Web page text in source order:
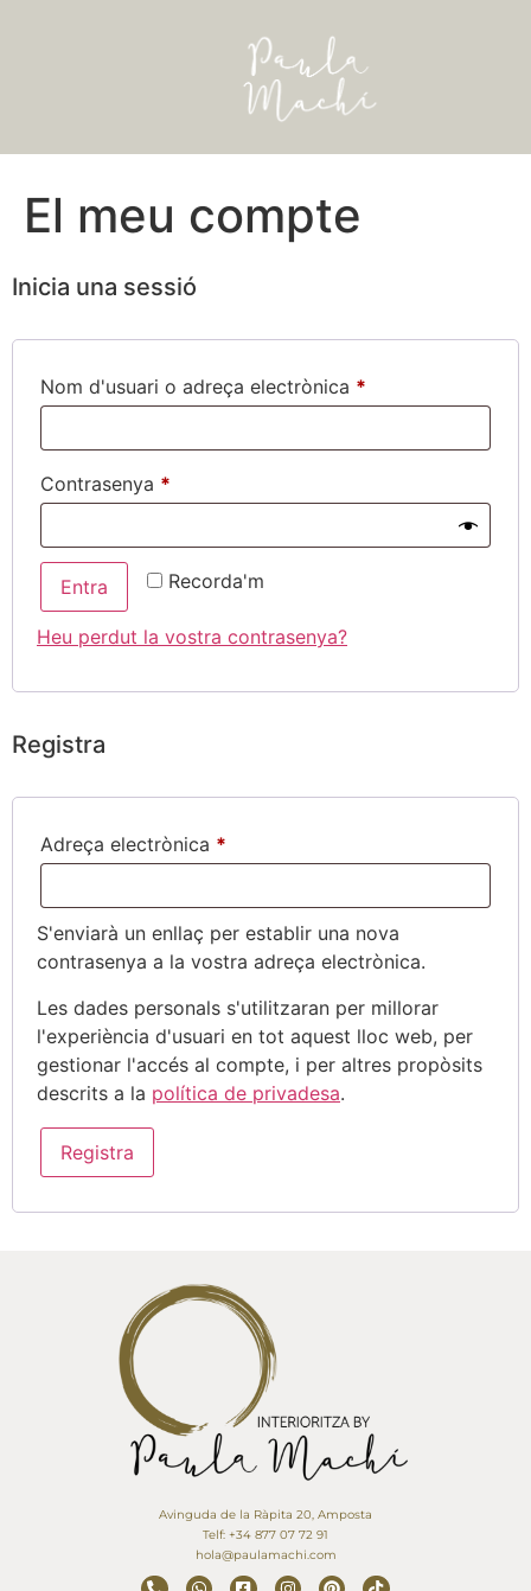
El meu compte
Inicia una sessió
Nom d'usuari o adreça electrònica *
Contrasenya *
Recorda'm
Entra
Heu perdut la vostra contrasenya?
Registra
Adreça electrònica *
S'enviarà un enllaç per establir una nova
contrasenya a la vostra adreça electrònica.
Les dades personals s'utilitzaran per millorar
l'experiència d'usuari en tot aquest lloc web, per
gestionar l'accés al compte, i per altres propòsits
descrits a la política de privadesa.
Registra
Avinguda de la Ràpita 20, Amposta
Telf: +34 877 07 72 91
hola@paulamachi.com